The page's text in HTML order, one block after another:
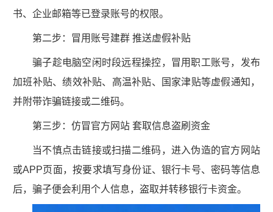
书、企业邮箱等已登录账号的权限。
第二步：冒用账号建群 推送虚假补贴
骗子趁电脑空闲时段远程操控，冒用职工账号，发布
加班补贴、绩效补贴、高温补贴、国家津贴等虚假通知，
并附带诈骗链接或二维码。
第三步：仿冒官方网站 套取信息盗刷资金
当不慎点击链接或扫描二维码，进入伪造的官方网站
或APP页面，按要求填写身份证、银行卡号、密码等信息
后，骗子便会利用个人信息，盗取并转移银行卡资金。